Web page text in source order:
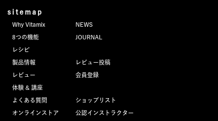
JOURNAL
sitemap
Why Vitamix
8つの機能
レシピ
製品情報
レビュー
体験 & 講座
よくある質問
オンラインストア
NEWS
JOURNAL
レビュー投稿
会員登録
ショップリスト
公認インストラクター